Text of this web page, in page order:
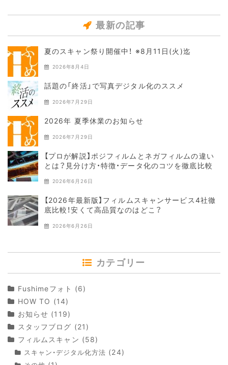
最新の記事
夏のスキャン祭り開催中！ ※8月11日(火)迄
2026年8月4日
話題の「終活」で写真デジタル化のススメ
2026年7月29日
2026年 夏季休業のお知らせ
2026年7月29日
【プロが解説】ポジフィルムとネガフィルムの違い
とは？見分け方・特徴・データ化のコツを徹底比較
2026年6月26日
【2026年最新版】フィルムスキャンサービス4社徹
底比較！安くて高品質なのはどこ？
2026年6月26日
カテゴリー
Fushimeフォト (6)
HOW TO (14)
お知らせ (119)
スタッフブログ (21)
フィルムスキャン (58)
スキャン・デジタル化方法 (24)